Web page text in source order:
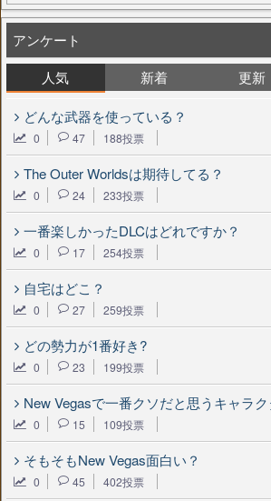
アンケート
人気
新着 更新
どんな武器を使っている？
0 47 188投票
The Outer Worldsは期待してる？
0 24 233投票
一番楽しかったDLCはどれですか？
0 17 254投票
自宅はどこ？
0 27 259投票
どの勢力が1番好き?
0 23 199投票
New Vegasで一番クソだと思うキャラ
0 15 109投票
そもそもNew Vegas面白い？
0 45 402投票